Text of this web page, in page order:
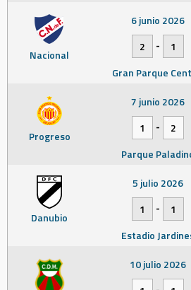
Nacional
6 junio 2026
2
-
1
Gran Parque
Progreso
7 junio 2026
1
-
2
Parque
Danubio
5 julio 2026
1
-
1
Estadio
10 julio 2026